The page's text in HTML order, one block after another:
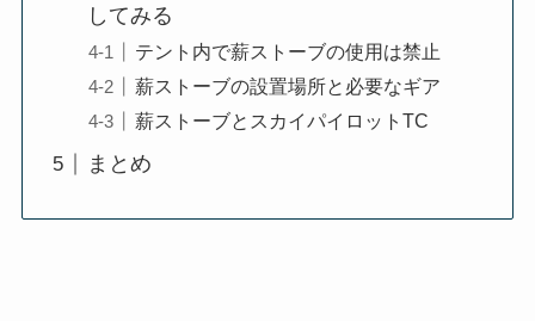
してみる
テント内で薪ストーブの使用は禁止
薪ストーブの設置場所と必要なギア
薪ストーブとスカイパイロットTC
まとめ